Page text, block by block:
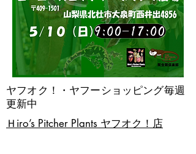
​Ｈiro’s Pitcher Plants ヤフオク！店
ヤフオク！・ヤフーショッピング毎週
更新中